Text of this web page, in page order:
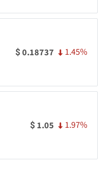
$0.18737 1.45%
$ 1.05 1.97%